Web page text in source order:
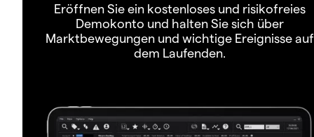
Eröffnen Sie ein kostenloses und risikofreies
Demokonto und halten Sie sich über
Marktbewegungen und wichtige Ereignisse auf
dem Laufenden.